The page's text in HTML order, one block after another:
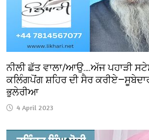
ਨੀਲੀ ਛੱਤ ਵਾਲਾ/ਆਉ….ਅੱਜ ਪਹਾੜੀ
ਕਲਿੰਗਪੋਂਗ ਸ਼ਹਿਰ ਦੀ ਸੈਰ
ਭੁਲੇਰੀਆ
4 April 2023